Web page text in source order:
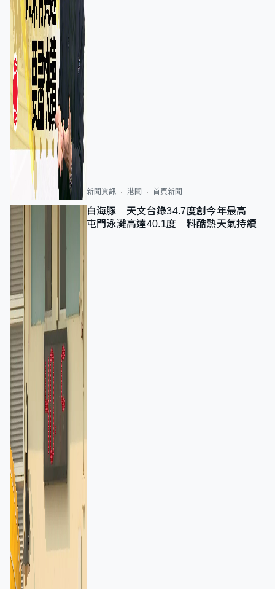
新聞資訊 港聞 首頁新聞
白海豚｜天文台錄34.7度創今年最高
屯門泳灘高達40.1度 料酷熱天氣持續